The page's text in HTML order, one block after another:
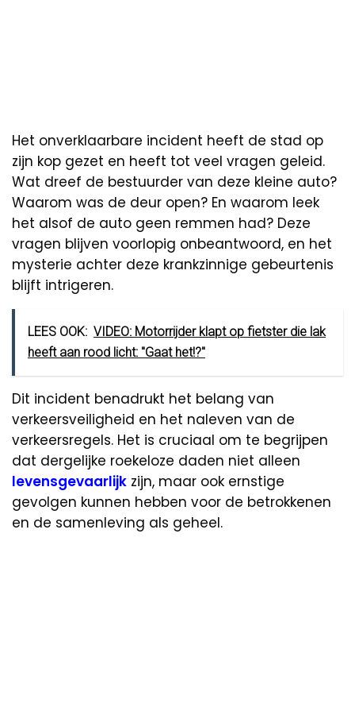
Het onverklaarbare incident heeft de stad op
zijn kop gezet en heeft tot veel vragen geleid.
Wat dreef de bestuurder van deze kleine auto?
Waarom was de deur open? En waarom leek
het alsof de auto geen remmen had? Deze
vragen blijven voorlopig onbeantwoord, en het
mysterie achter deze krankzinnige gebeurtenis
blijft intrigeren.
LEES OOK: VIDEO: Motorrijder klapt op fietster die lak
heeft aan rood licht: ''Gaat het!?''
Dit incident benadrukt het belang van
verkeersveiligheid en het naleven van de
verkeersregels. Het is cruciaal om te begrijpen
dat dergelijke roekeloze daden niet alleen
levensgevaarlijk zijn, maar ook ernstige
gevolgen kunnen hebben voor de betrokkenen
en de samenleving als geheel.